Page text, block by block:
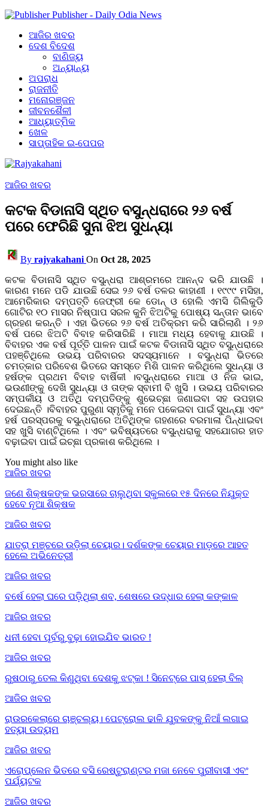
Publisher - Daily Odia News
ଆଜିର ଖବର
ଦେଶ ବିଦେଶ
ବାଣିଜ୍ୟ
ଅନ୍ୟାନ୍ୟ
ଅପରାଧ
ରାଜନୀତି
ମନୋରଞ୍ଜନ
ଜୀବନଶୈଳୀ
ଆଧ୍ୟାତ୍ମିକ
ଖେଳ
ସାପ୍ତାହିକ ଇ-ପେପର
ଆଜିର ଖବର
କଟକ ବିଡାନାସି ସ୍ଥିତ ବସୁନ୍ଧରାରେ ୨୬ ବର୍ଷ
ପରେ ଫେରିଛି ସୁନା ଝିଅ ସୁଧନ୍ୟା
By rajyakahani On Oct 28, 2025
କଟକ ବିଡାନାସି ସ୍ଥିତ ବସୁନ୍ଧରା ଆଶ୍ରମରେ ଆନନ୍ଦ ଭରି ଯାଉଛି ।
କାରଣ ମନେ ପଡି ଯାଉଛି ସେଇ ୨୬ ବର୍ଷ ତଳର କାହାଣୀ । ୧୯୯୯ ମସିହା,
ଆମେରିକାର ଦମ୍ପତ୍ତି ଜେଫ୍ରୀ କେ ଡୋନ୍ ଓ ହୋଲି ଏମସି ଗିଲିକୁଡି
ଗୋଟିର ୧୦ ମାସର ନିଷ୍ପାପ ସରଳ କୁନି ଝିଅଟିକୁ ପୋଷ୍ୟ ସନ୍ତାନ ଭାବେ
ଗ୍ରହଣ କରନ୍ତି । ଏହା ଭିତରେ ୨୬ ବର୍ଷ ଅତିକ୍ରମ କରି ସାରିଲାଣି । ୨୬
ବର୍ଷ ପରେ ଝିଅଟି ବିବାହ କରିସାରିଛି । ମାଆ ମଧ୍ୟ ହେବାକୁ ଯାଉଛି ।
ବିବାହର ଏକ ବର୍ଷ ପୂର୍ତ୍ତି ପାଳନ ପାଇଁ କଟକ ବିଡାନାସି ସ୍ଥିତ ବସୁନ୍ଧରାରେ
ପହଞ୍ଚିଥିଲେ ଉଭୟ ପରିବାରର ସଦସ୍ୟମାନେ । ବସୁନ୍ଧରା ଭିତରେ
ଚମତ୍କାର ପରିବେଶ ଭିତରେ ସମସ୍ତେ ମିଶି ପାଳନ କରିଥିଲେ ସୁଧନ୍ୟା ଓ
ହର୍ଷଙ୍କ ପ୍ରଥମ ବିବାହ ବାର୍ଷିକୀ ।ବସୁନ୍ଧରାରେ ମାଆ ଓ ନିଜ ଭାଇ,
ଭଉଣୀଙ୍କୁ ଦେଖି ସୁଧନ୍ୟା ଓ ତାଙ୍କ ସ୍ବାମୀ ବି ଖୁସି । ଉଭୟ ପରିବାରର
ସମ୍ପର୍କୀୟ ଓ ଅତିଥି ଦମ୍ପତିଙ୍କୁ ଶୁଭେଚ୍ଛା ଜଣାଇବା ସହ ଉପହାର
ଦେଇଛନ୍ତି ।ବିବାହର ପୁରୁଣା ସ୍ମୃତିକୁ ମନେ ପକେଇବା ପାଇଁ ସୁଧନ୍ୟା ଏବଂ
ହର୍ଷ ପରସ୍ପରକୁ ବସୁନ୍ଧରାରେ ଅତିଥିଙ୍କ ଗହଣରେ ବରମାଳା ପିନ୍ଧାଇବା
ସହ ଖୁସି ବାଣ୍ଟିଥିଲେ । ଏବଂ ଭବିଷ୍ୟତରେ ବସୁନ୍ଧରାକୁ ସହଯୋଗର ହାତ
ବଢ଼ାଇବା ପାଇଁ ଇଚ୍ଛା ପ୍ରକାଶ କରିଥିଲେ ।
You might also like
ଆଜିର ଖବର
ଜଣେ ଶିକ୍ଷକଙ୍କ ଭରସାରେ ଚାଲୁଥିବା ସ୍କୁଲରେ ୧୫ ଦିନରେ ନିଯୁକ୍ତ
ହେବେ ନୂଆ ଶିକ୍ଷକ
ଆଜିର ଖବର
ଯାତ୍ରା ମଞ୍ଚରେ ଉଡ଼ିଲା ଚେୟାର। ଦର୍ଶକଙ୍କ ଚେୟାର ମାଡ଼ରେ ଆହତ
ହେଲେ ଅଭିନେତ୍ରୀ
ଆଜିର ଖବର
ବର୍ଷେ ହେଲା ଘରେ ପଡ଼ିଥିଲା ଶବ, ଶେଷରେ ଉଦ୍ଧାର ହେଲା କଙ୍କାଳ
ଆଜିର ଖବର
ଧନୀ ହେବା ପୂର୍ବରୁ ବୁଢ଼ା ହୋଇଯିବ ଭାରତ !
ଆଜିର ଖବର
ରୁଷଠାରୁ ତେଲ କିଣୁଥିବା ଦେଶକୁ ଝଟ୍‌କା ! ସିନେଟ୍‌ରେ ପାସ୍ ହେଲା ବିଲ୍
ଆଜିର ଖବର
ରାଉରକେଲାରେ ଚାଞ୍ଚଲ୍ୟ। ପେଟ୍ରୋଲ ଢାଳି ଯୁବକଙ୍କୁ ନିଆଁ ଲଗାଇ
ହତ୍ୟା ଉଦ୍ୟମ
ଆଜିର ଖବର
ଏରୋପ୍ଲେନ ଭିତରେ ବସି ରେଷ୍ଟୁରାଣ୍ଟର ମଜା ନେବେ ପୁରୀବାସୀ ଏବଂ
ପର୍ଯ୍ୟଟକ
ଆଜିର ଖବର